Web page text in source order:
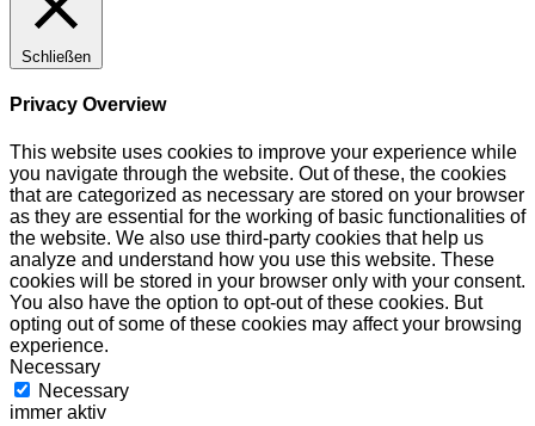
Schließen
Privacy Overview
This website uses cookies to improve your experience while
you navigate through the website. Out of these, the cookies
that are categorized as necessary are stored on your browser
as they are essential for the working of basic functionalities of
the website. We also use third-party cookies that help us
analyze and understand how you use this website. These
cookies will be stored in your browser only with your consent.
You also have the option to opt-out of these cookies. But
opting out of some of these cookies may affect your browsing
experience.
Necessary
Necessary
immer aktiv